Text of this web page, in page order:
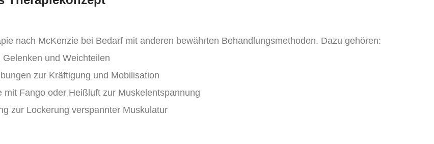
nach McKenzie bei Bedarf mit anderen bewährten Behandlungsmethoden. Dazu gehören:
und Weichteilen
zur Kräftigung und Mobilisation
mit Fango oder Heißluft zur Muskelentspannung
zur Lockerung verspannter Muskulatur